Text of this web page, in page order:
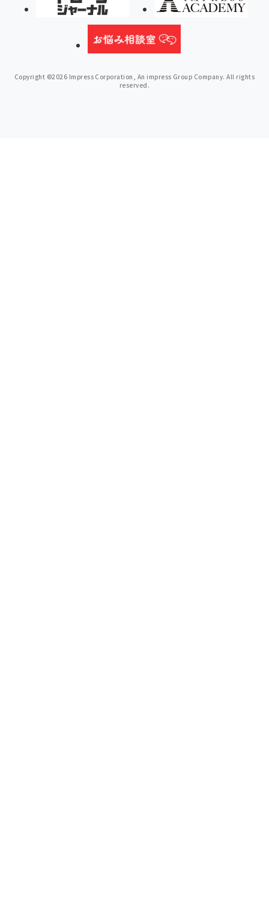
Copyright ©2026 Impress Corporation, An impress Group Company. All rights
reserved.